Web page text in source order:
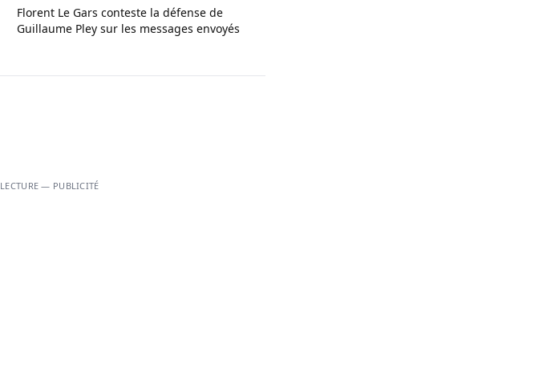
Florent Le Gars conteste la défense de
Guillaume Pley sur les messages envoyés
— PUBLICITÉ